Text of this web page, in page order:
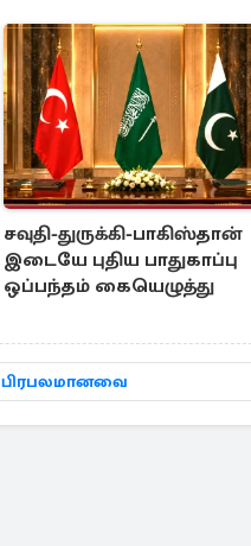
சவுதி-துருக்கி-பாகிஸ்தான்
இடையே புதிய பாதுகாப்பு
ஒப்பந்தம் கையெழுத்து
பிரபலமானவை